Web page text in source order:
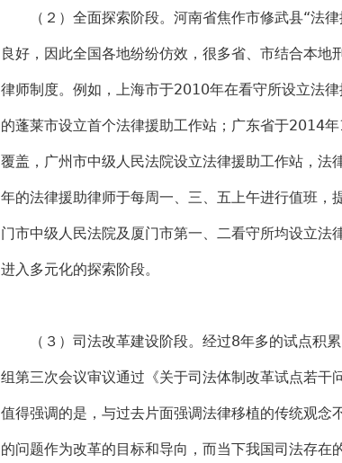
（２）全面探索阶段。河南省焦作市修武县“法律
良好，因此全国各地纷纷仿效，很多省、市结合本
律师制度。例如，上海市于2010年在看守所设立法
的蓬莱市设立首个法律援助工作站；广东省于2014
覆盖，广州市中级人民法院设立法律援助工作站，
年的法律援助律师于每周一、三、五上午进行值班
门市中级人民法院及厦门市第一、二看守所均设立
进入多元化的探索阶段。
（３）司法改革建设阶段。经过8年多的试点积
组第三次会议审议通过《关于司法体制改革试点若干
值得强调的是，与过去片面强调法律移植的传统观念
的问题作为改革的目标和导向，而当下我国司法存